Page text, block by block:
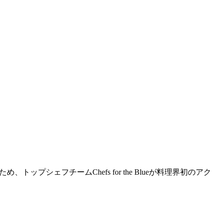
、トップシェフチームChefs for the Blueが料理界初のアク